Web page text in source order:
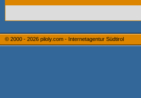
© 2000 - 2026 piloly.com - Internetagentur Südtirol